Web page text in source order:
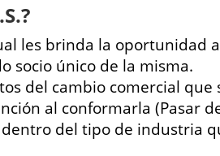
les brinda la oportunidad
socio único de la misma.
del cambio comercial
al conformarla (Pasar
del tipo de industria